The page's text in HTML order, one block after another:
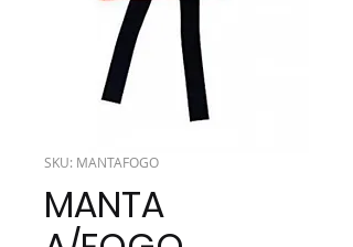
SKU: MANTAFOGO
MANTA